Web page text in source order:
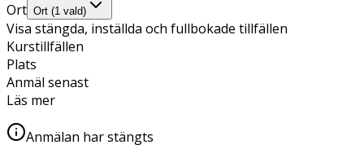
Ort Ort (1 vald)
Visa stängda, inställda och fullbokade tillfällen
Kurstillfällen
Plats
Anmäl senast
Läs mer
Anmälan har stängts